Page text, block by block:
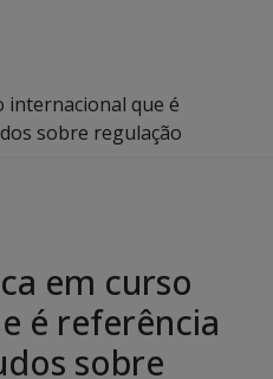
internacional que é
sobre regulação
em curso
é referência
sobre